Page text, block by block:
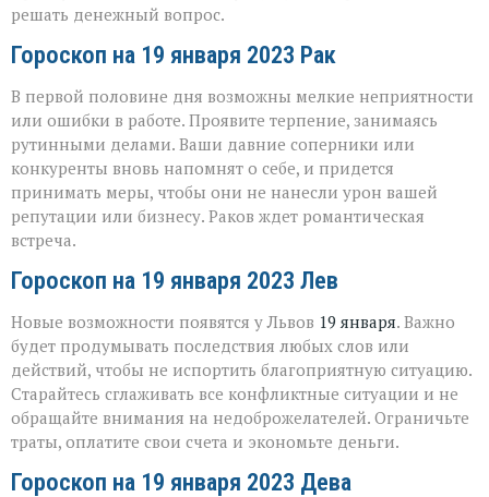
решать денежный вопрос.
Гороскоп на 19 января 2023 Рак
В первой половине дня возможны мелкие неприятности
или ошибки в работе. Проявите терпение, занимаясь
рутинными делами. Ваши давние соперники или
конкуренты вновь напомнят о себе, и придется
принимать меры, чтобы они не нанесли урон вашей
репутации или бизнесу. Раков ждет романтическая
встреча.
Гороскоп на 19 января 2023 Лев
Новые возможности появятся у Львов 19 января. Важно
будет продумывать последствия любых слов или
действий, чтобы не испортить благоприятную ситуацию.
Старайтесь сглаживать все конфликтные ситуации и не
обращайте внимания на недоброжелателей. Ограничьте
траты, оплатите свои счета и экономьте деньги.
Гороскоп на 19 января 2023 Дева